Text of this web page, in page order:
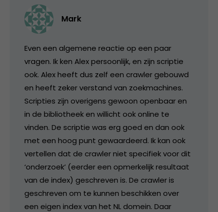
Mark
Even een algemene reactie op een paar
vragen. Ik ken Alex persoonlijk, en zijn scriptie
ook. Alex heeft dus zelf een crawler gebouwd
en heeft zeker verstand van zoekmachines.
Scripties zijn overigens gewoon openbaar en
in de bibliotheek en willicht ook online te
vinden. De scriptie was erg goed en dan ook
met een hoog punt gewaardeerd. Ik kan ook
vertellen dat de crawler niet specifiek voor dit
‘onderzoek’ (eerder een opmerkelijk resultaat
van de index) geschreven is. De crawler is
geschreven om te kunnen beschikken over
een eigen index van het NL domein. Daar